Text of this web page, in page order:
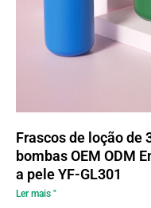
Frascos de loção de
bombas OEM ODM
a pele YF-GL301
Ler mais "